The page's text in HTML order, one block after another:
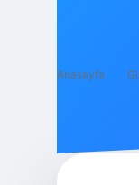
Anasayfa